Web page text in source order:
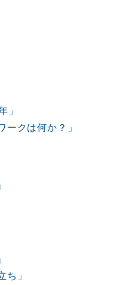
」
ークは何か？」
ち」